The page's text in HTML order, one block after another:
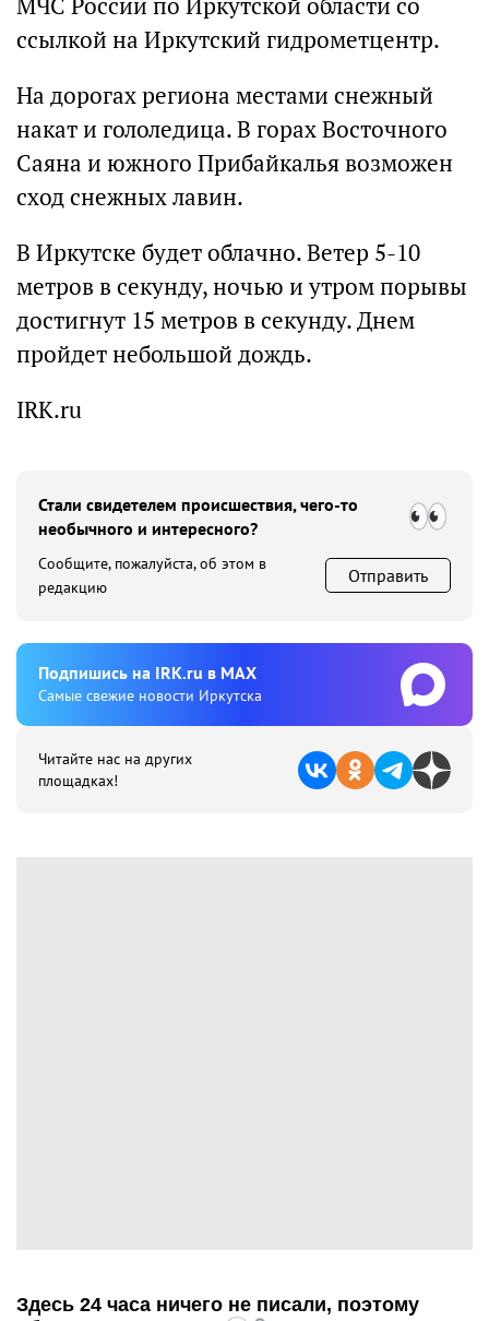
МЧС России по Иркутской области со
ссылкой на Иркутский гидрометцентр.
На дорогах региона местами снежный
накат и гололедица. В горах Восточного
Саяна и южного Прибайкалья возможен
сход снежных лавин.
В Иркутске будет облачно. Ветер 5-10
метров в секунду, ночью и утром порывы
достигнут 15 метров в секунду. Днем
пройдет небольшой дождь.
IRK.ru
Стали свидетелем происшествия, чего-то
необычного и интересного?
Сообщите, пожалуйста, об этом в
редакцию
Отправить
Подпишиcь на IRK.ru в MAX
Cамые свежие новости Иркутска
Читайте нас на других
площадках!
Здесь 24 часа ничего не писали, поэтому